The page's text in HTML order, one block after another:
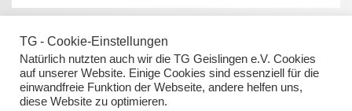
Datenschutz
TG - Cookie-Einstellungen
Natürlich nutzten auch wir die TG Geislingen e.V. Cookies
auf unserer Website. Einige Cookies sind essenziell für die
einwandfreie Funktion der Webseite, andere helfen uns,
diese Website zu optimieren.